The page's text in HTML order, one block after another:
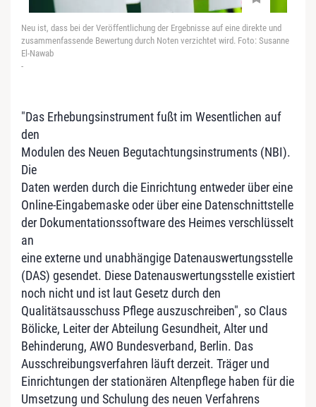
Neu ist, dass bei der Veröffentlichung der Ergebnisse auf eine direkte und
zusammenfassende Bewertung durch Noten verzichtet wird. Foto: Susanne
El-Nawab
-
"Das Erhebungsinstrument fußt im Wesentlichen auf
den
Modulen des Neuen Begutachtungsinstruments (NBI).
Die
Daten werden durch die Einrichtung entweder über eine
Online-Eingabemaske oder über eine Datenschnittstelle
der Dokumentationssoftware des Heimes verschlüsselt
an
eine externe und unabhängige Datenauswertungsstelle
(DAS) gesendet. Diese Datenauswertungsstelle existiert
noch nicht und ist laut Gesetz durch den
Qualitätsausschuss Pflege auszuschreiben", so Claus
Bölicke, Leiter der Abteilung Gesundheit, Alter und
Behinderung, AWO Bundesverband, Berlin. Das
Ausschreibungsverfahren läuft derzeit. Träger und
Einrichtungen der stationären Altenpflege haben für die
Umsetzung und Schulung des neuen Verfahrens